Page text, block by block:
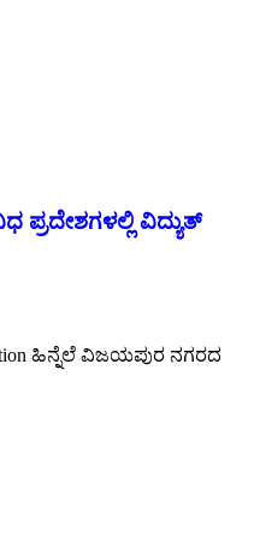
ವಿದ್ಯುತ್
ಹಿನ್ನೆಲೆ ವಿಜಯಪುರ ನಗರದ